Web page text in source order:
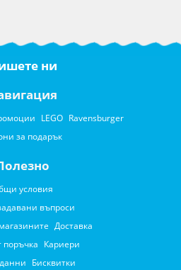
ни
LEGO Ravensburger
за подарък
условия
въпроси
Доставка
поръчка Кариери
Бисквитки